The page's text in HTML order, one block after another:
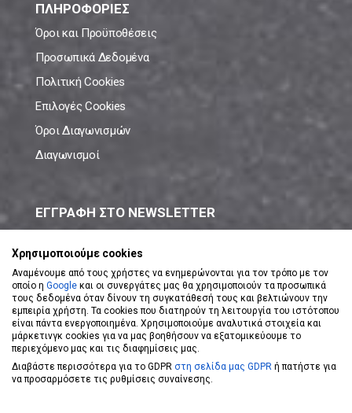
ΠΛΗΡΟΦΟΡΙΕΣ
Όροι και Προϋποθέσεις
Προσωπικά Δεδομένα
Πολιτική Cookies
Επιλογές Cookies
Όροι Διαγωνισμών
Διαγωνισμοί
ΕΓΓΡΑΦΗ ΣΤΟ NEWSLETTER
ΕΓΓΡΑΦΗ ΣΤΟ NEWSLETTER
Αποδέχομαι τουςΌρους Χρήσης
Χρησιμοποιούμε cookies
Αναμένουμε από τους χρήστες να ενημερώνονται για τον τρόπο με τον
οποίο η Google και οι συνεργάτες μας θα χρησιμοποιούν τα προσωπικά
τους δεδομένα όταν δίνουν τη συγκατάθεσή τους και βελτιώνουν την
εμπειρία χρήστη. Τα cookies που διατηρούν τη λειτουργία του ιστότοπου
είναι πάντα ενεργοποιημένα. Χρησιμοποιούμε αναλυτικά στοιχεία και
μάρκετινγκ cookies για να μας βοηθήσουν να εξατομικεύουμε το
περιεχόμενο μας και τις διαφημίσεις μας.
Διαβάστε περισσότερα για το GDPR στη σελίδα μας GDPR ή πατήστε για
να προσαρμόσετε τις ρυθμίσεις συναίνεσης.